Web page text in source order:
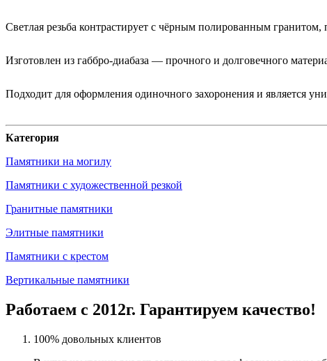
Светлая резьба контрастирует с чёрным полированным гранитом,
Изготовлен из габбро-диабаза — прочного и долговечного
Подходит для оформления одиночного захоронения и является
Категория
Памятники на могилу
Памятники с художественной резкой
Гранитные памятники
Элитные памятники
Памятники с крестом
Вертикальные памятники
Работаем с 2012г. Гарантируем качество!
100% довольных клиентов